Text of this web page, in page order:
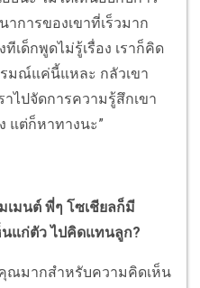
การของเขาที่เร็วมาก
ทีเด็กพูดไม่รู้เรื่อง เราก็คิด
มณ์แค่นี้แหละ กลัวเขา
ไปจัดการความรู้สึกเขา
แต่ก็หาทางนะ”
มนต์ พี่ๆ โซเชียลก็มี
แก่ตัว ไปคิดแทนลูก?
ณมากสำหรับความคิดเห็น